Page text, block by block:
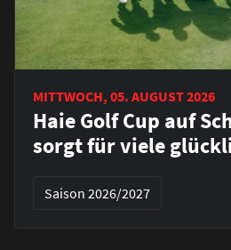
MITTWOCH, 05. AUGUST 2026
Haie Golf Cup auf
sorgt für viele
Saison 2026/2027